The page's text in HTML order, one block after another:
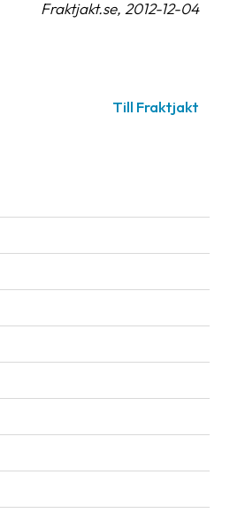
Fraktjakt.se, 2012-12-04
Till Fraktjakt